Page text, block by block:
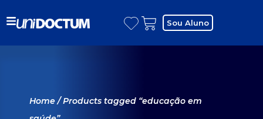
Sou Aluno
Home/ Products tagged “educação em